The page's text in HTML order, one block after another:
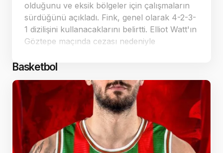
olduğunu ve eksik bölgeler için çalışmaların
sürdüğünü açıkladı. Fink, genel olarak 4-2-3-
1 dizilişini kullanacaklarını belirtti. Elliot Watt'ın
Göztepe maçında cezası nedeniyle
Sekongo'nun ise takım kimliği açısından
Basketbol